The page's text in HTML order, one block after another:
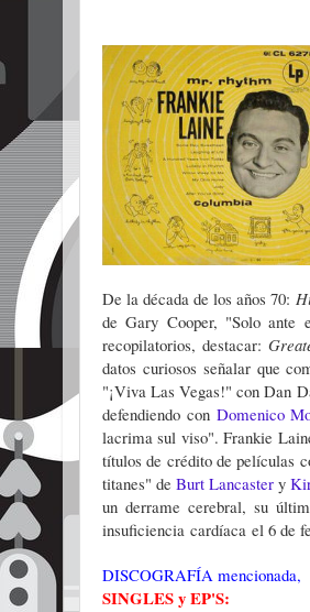
De la década de los años 70:
de Gary Cooper, "Solo ante
recopilatorios, destacar:
datos curiosos señalar que
"¡Viva Las Vegas!" con Dan
defendiendo con Domenico
lacrima sul viso". Frankie
títulos de crédito de películas
titanes" deBurt Lancaster y
un derrame cerebral, su
insuficiencia cardíaca el 6 de
DISCOGRAFÍA mencionada,
SINGLES y EP'S: